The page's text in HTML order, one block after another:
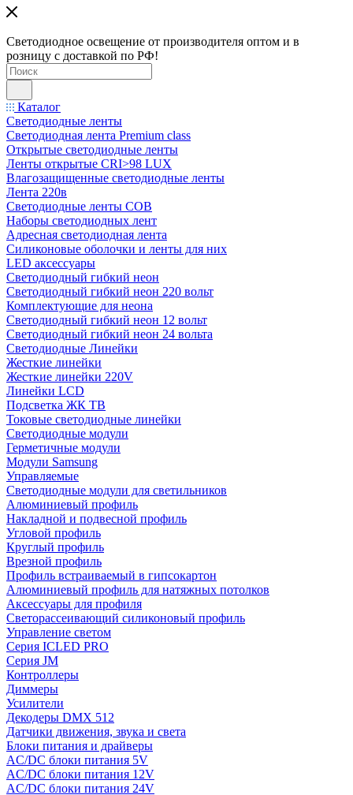
Светодиодное освещение от производителя оптом и в
розницу с доставкой по РФ!
Каталог
Светодиодные ленты
Светодиодная лента Premium class
Открытые светодиодные ленты
Ленты открытые CRI>98 LUX
Влагозащищенные светодиодные ленты
Лента 220в
Светодиодные ленты COB
Наборы светодиодных лент
Адресная светодиодная лента
Силиконовые оболочки и ленты для них
LED аксессуары
Светодиодный гибкий неон
Светодиодный гибкий неон 220 вольт
Комплектующие для неона
Светодиодный гибкий неон 12 вольт
Светодиодный гибкий неон 24 вольта
Светодиодные Линейки
Жесткие линейки
Жесткие линейки 220V
Линейки LCD
Подсветка ЖК ТВ
Токовые светодиодные линейки
Светодиодные модули
Герметичные модули
Модули Samsung
Управляемые
Светодиодные модули для светильников
Алюминиевый профиль
Накладной и подвесной профиль
Угловой профиль
Круглый профиль
Врезной профиль
Профиль встраиваемый в гипсокартон
Алюминиевый профиль для натяжных потолков
Аксессуары для профиля
Светорассеивающий силиконовый профиль
Управление светом
Серия ICLED PRO
Серия JM
Контроллеры
Диммеры
Усилители
Декодеры DMX 512
Датчики движения, звука и света
Блоки питания и драйверы
AC/DC блоки питания 5V
AC/DC блоки питания 12V
AC/DC блоки питания 24V